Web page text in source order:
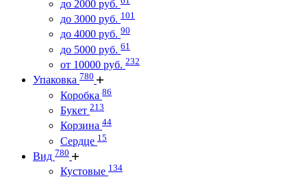
до 2000 руб.
до 3000 руб. 101
до 4000 руб. 90
до 5000 руб. 61
от 10000 руб. 232
Упаковка 780
Коробка 86
Букет 213
Корзина 44
Сердце 15
Вид 780
Кустовые 134